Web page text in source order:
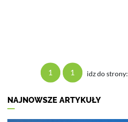
1 1 idz do strony:
NAJNOWSZE ARTYKUŁY